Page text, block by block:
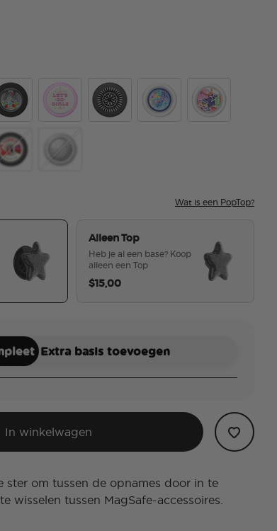
Wat is een PopTop?
Alleen Top
Heb je al een base? Koop
alleen een Top
$15,00
Extra basis toevoegen
In winkelwagen
ster om tussen de opnames door in te
wisselen tussen MagSafe-accessoires.